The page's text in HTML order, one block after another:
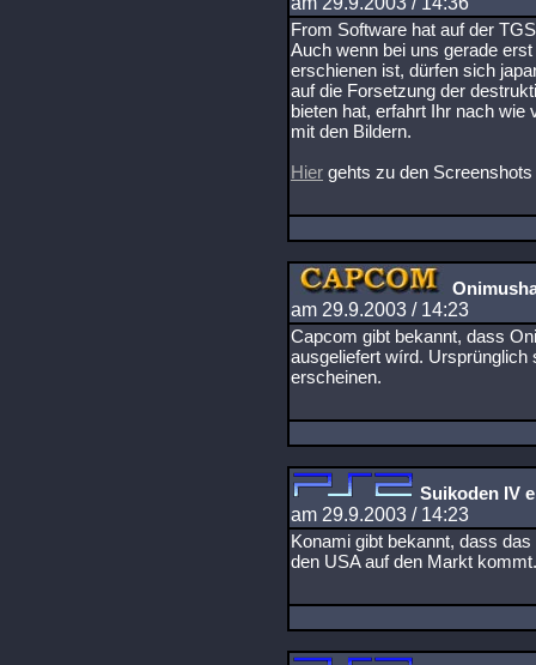
From Software hat auf der
Auch wenn bei uns gerade
erschienen ist, dürfen sich
auf die Forsetzung der
bieten hat, erfahrt Ihr nach
mit den Bildern.
Hier gehts zu den Screenshots
am 29.9.2003 / 14:23
Capcom gibt bekannt, dass
ausgeliefert wírd. Ursprünglich
erscheinen.
Suikoden IV
am 29.9.2003 / 14:23
Konami gibt bekannt, dass
den USA auf den Markt kommt.